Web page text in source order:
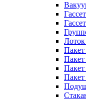
Гассет
Лоток
Пакет
Пакет
Пакет